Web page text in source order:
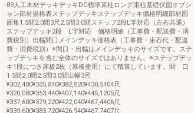
89人工木材デッキデッキDC標準束柱ロング束柱基礎伏図オプシ
ョン部材規格表ステップデッキステップデッキ価格明細部材図
面集1.5間2.0間3尺2.5間3.0間ステップ2段L字対応（左右共通）
ステップデッキ2段 L字対応 価格明細（工事費・配送費・消
費税別）出幅間口メインデッキ価格表（工事費・束石代・配送
費・消費税別）※間口・出幅はメインデッキのサイズです。ステ
ップデッキを含む全体のサイズではありません。※ステップデッ
キ1段につき床板2枚（幕板使用）にて積算しています。間 口
1.5間2.0間2.5間3.0間出幅3尺
¥302,400¥335,840¥382,820¥430,5404尺
¥320,080¥353,440¥407,140¥445,1205尺
¥337,600¥379,220¥422,040¥467,4406尺
¥339,600¥383,720¥426,940¥467,7407尺